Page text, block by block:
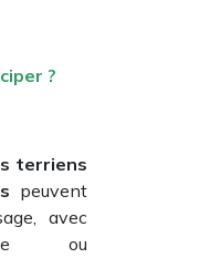
?
terriens
peuvent
avec
ou